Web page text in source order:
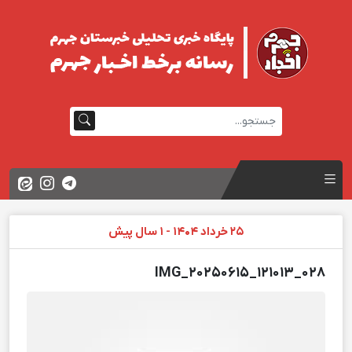
25 خرداد 1404 - 1 سال پیش
IMG_20250615_121013_028